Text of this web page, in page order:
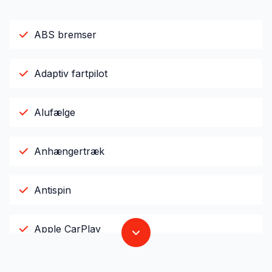
ABS bremser
Adaptiv fartpilot
Alufælge
Anhængertræk
Antispin
Apple CarPlay